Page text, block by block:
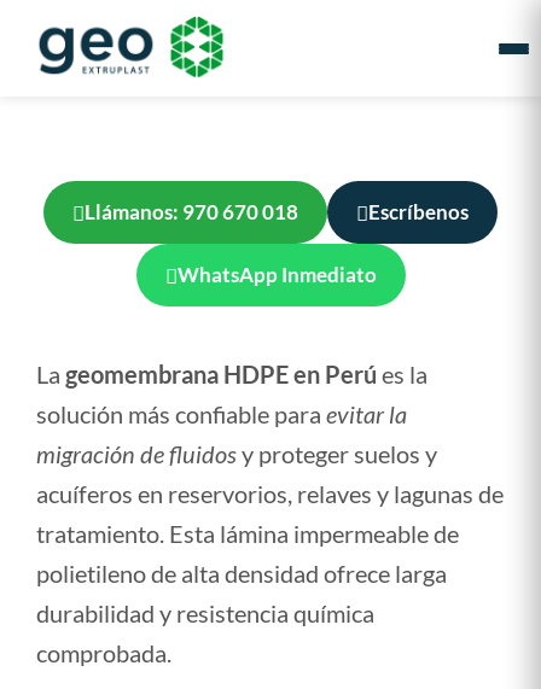
Llámanos: 970 670 018 Escríbenos
WhatsApp Inmediato
La geomembrana HDPE en Perú es la
solución más confiable para evitar la
migración de fluidosy proteger suelos y
acuíferos en reservorios, relaves y lagunas de
tratamiento. Esta lámina impermeable de
polietileno de alta densidad ofrece larga
durabilidad y resistencia química
comprobada.